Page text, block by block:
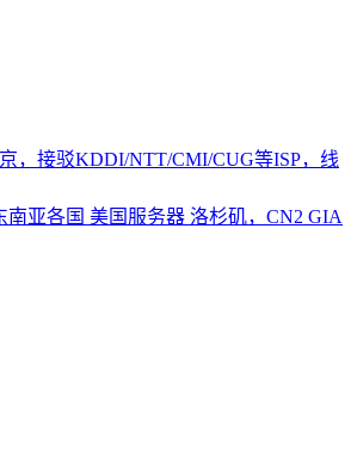
，接驳KDDI/NTT/CMI/CUG等ISP，线
南亚各国 美国服务器 洛杉矶，CN2 GIA